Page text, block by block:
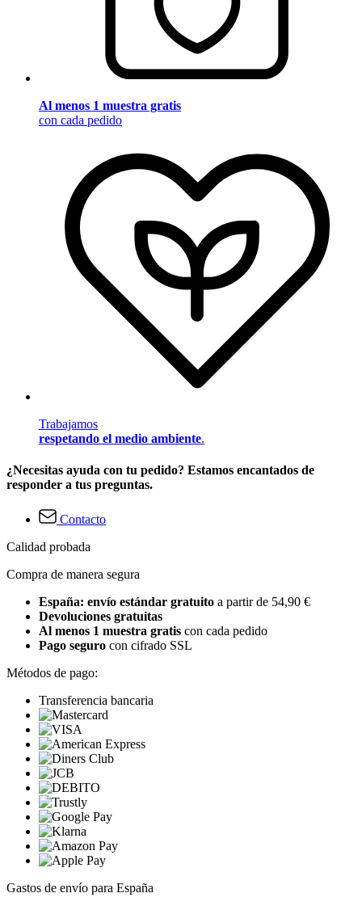
Al menos 1 muestra gratis
con cada pedido
Trabajamos
respetando el medio ambiente.
¿Necesitas ayuda con tu pedido? Estamos encantados de
responder a tus preguntas.
Contacto
Calidad probada
Compra de manera segura
España: envío estándar gratuito a partir de 54,90 €
Devoluciones gratuitas
Al menos 1 muestra gratis con cada pedido
Pago seguro con cifrado SSL
Métodos de pago:
Transferencia bancaria
Gastos de envío para España